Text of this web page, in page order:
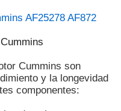
AF25278 AF872
Cummins son
y la longevidad
componentes: